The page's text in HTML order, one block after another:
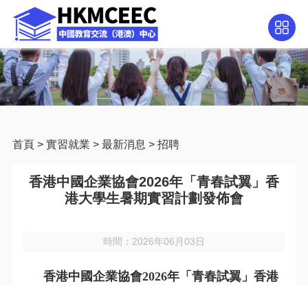
首頁> 實習就業 > 最新消息 > 招聘
香港中國企業協會2026年「青春試翼」香
港大學生暑期實習計劃發佈會
時間：2026年06月03日
香港中國企業協會2026年「青春試翼」香港